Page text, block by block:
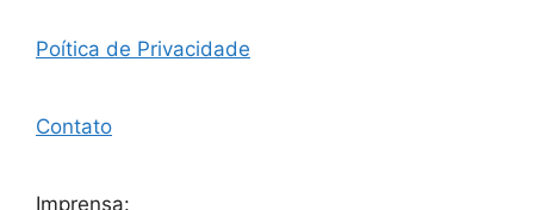
Poítica de Privacidade
Contato
Imprensa: